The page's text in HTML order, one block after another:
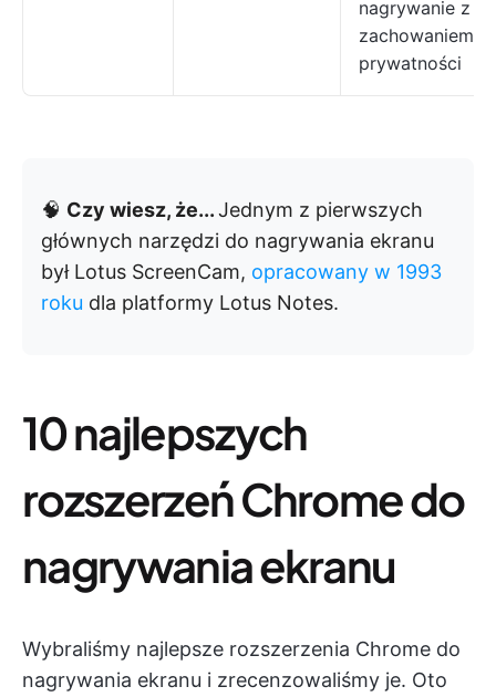
nagrywanie z
zachowaniem
prywatności
🧠 Czy wiesz, że...Jednym z pierwszych
głównych narzędzi do nagrywania ekranu
był Lotus ScreenCam, opracowany w 1993
roku dla platformy Lotus Notes.
10 najlepszych
rozszerzeń Chrome do
nagrywania ekranu
Wybraliśmy najlepsze rozszerzenia Chrome do
nagrywania ekranu i zrecenzowaliśmy je. Oto